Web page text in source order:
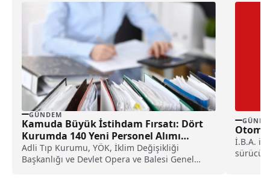
GÜNDEM
Kamuda Büyük İstihdam Fırsatı: Dört
Kurumda 140 Yeni Personel Alımı
Başladı
Adli Tıp Kurumu, YÖK, İklim Değişikliği
Başkanlığı ve Devlet Opera ve Balesi Genel
İ.B.A.